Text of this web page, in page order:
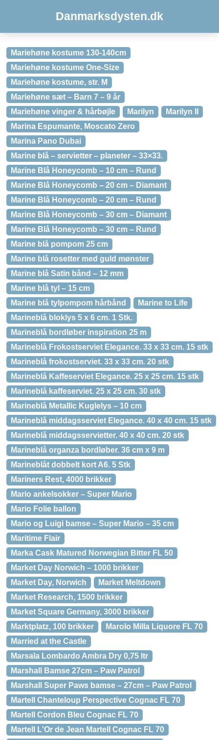
Danmarksdysten.dk
Mariehøne kostume 130-140cm
Mariehøne kostume One-Size
Mariehøne kostume, str. M
Mariehøne sæt – Barn 7 – 9 år
Mariehøne vinger & hårbøjle
Marilyn
Marilyn II
Marina Espumante, Moscato Zero
Marina Pano Dubai
Marine blå – servietter – planeter – 33×33.
Marine Blå Honeycomb – 10 cm – Rund
Marine Blå Honeycomb – 20 cm – Diamant
Marine Blå Honeycomb – 20 cm – Rund
Marine Blå Honeycomb – 30 cm – Diamant
Marine Blå Honeycomb – 30 cm – Rund
Marine blå pompom 25 cm
Marine blå rosetter med guld mønster
Marine blå Satin bånd – 12 mm
Marine blå tyl – 15 cm
Marine blå tylpompom hårbånd
Marine to Life
Marineblå bloklys 5 x 6 cm. 1 Stk.
Marineblå bordløber inspiration 25 m
Marineblå Frokostserviet Elegance. 33 x 33 cm. 15 stk
Marineblå frokostserviet. 33 x 33 cm. 20 stk
Marineblå Kaffeserviet Elegance. 25 x 25 cm. 15 stk
Marineblå kaffeserviet. 25 x 25 cm. 30 stk
Marineblå Metallic Kuglelys – 10 cm
Marineblå middagsserviet Elegance. 40 x 40 cm. 15 stk
Marineblå middagsservietter. 40 x 40 cm. 20 stk
Marineblå organza bordløber. 36 cm x 9 m
Marineblåt dobbelt kort A6. 5 Stk
Mariners Rest, 4000 brikker
Mario ankelsokker – Super Mario
Mario Folie ballon
Mario og Luigi bamse – Super Mario – 35 cm
Maritime Flair
Marka Cask Matured Norwegian Bitter FL 50
Market Day Norwich – 1000 brikker
Market Day, Norwich
Market Meltdown
Market Research, 1500 brikker
Market Square Germany, 3000 brikker
Marktplatz, 100 brikker
Marolo Milla Liquore FL 70
Married at the Castle
Marsala Lombardo Ambra Dry 0,75 ltr
Marshall Bamse 27cm – Paw Patrol
Marshall Super Paws bamse – 27cm – Paw Patrol
Martell Chanteloup Perspective Cognac FL 70
Martell Cordon Bleu Cognac FL 70
Martell L'Or de Jean Martell Cognac FL 70